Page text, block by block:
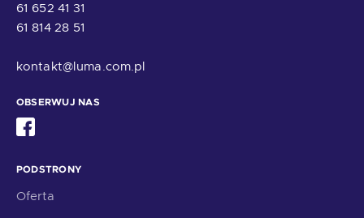
61 652 41 31
61 814 28 51
kontakt@luma.com.pl
OBSERWUJ NAS
PODSTRONY
Oferta